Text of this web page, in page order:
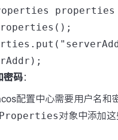
properties
密码：
配置中心需要用户名和
Properties对象中添加